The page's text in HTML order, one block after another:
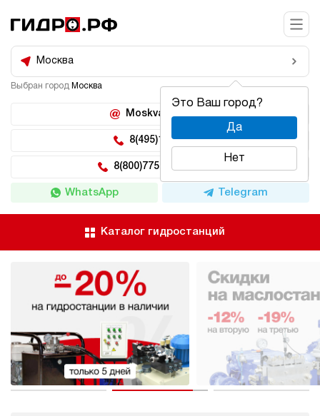
Москва
Это Ваш город?
Да
Нет
Выбран город Москва
Moskva@hidro.ru
8(495)150-04-62
8(800)775-04-62 доб 2
WhatsApp Telegram
Каталог гидростанций